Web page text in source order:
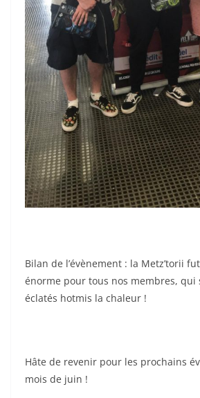
Bilan de l’évènement : la Metz’torii
énorme pour tous nos membres, qui
éclatés hotmis la chaleur !
Hâte de revenir pour les prochains
mois de juin !